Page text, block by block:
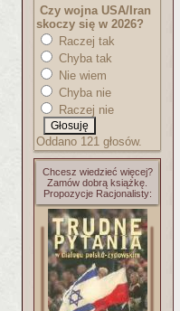
Czy wojna USA/Iran
skoczy się w 2026?
Raczej tak
Chyba tak
Nie wiem
Chyba nie
Raczej nie
Oddano 121 głosów.
Chcesz wiedzieć więcej?
Zamów dobrą książkę.
Propozycje Racjonalisty: